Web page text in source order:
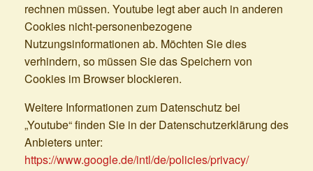
rechnen müssen. Youtube legt aber auch in anderen
Cookies nicht-personenbezogene
Nutzungsinformationen ab. Möchten Sie dies
verhindern, so müssen Sie das Speichern von
Cookies im Browser blockieren.
Weitere Informationen zum Datenschutz bei
„Youtube“ finden Sie in der Datenschutzerklärung des
Anbieters unter:
https://www.google.de/intl/de/policies/privacy/